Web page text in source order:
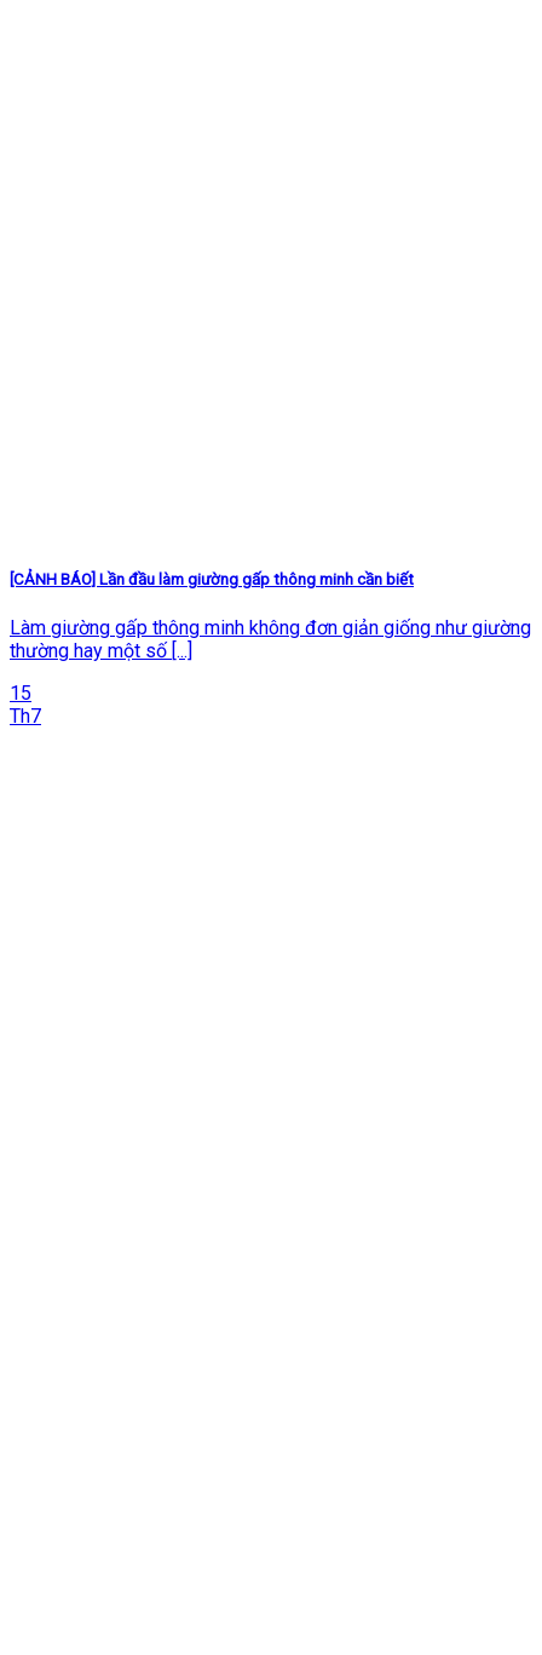
[CẢNH BÁO] Lần đầu làm giường gấp thông minh cần biết
Làm giường gấp thông minh không đơn giản giống như giường
thường hay một số [...]
15
Th7